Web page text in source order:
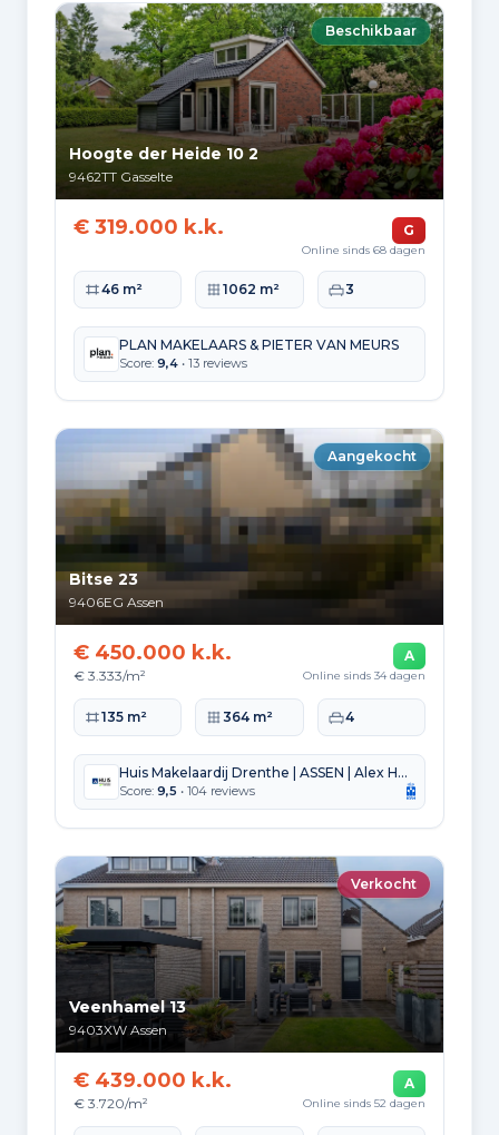
Beschikbaar
Hoogte der Heide 10 2
9462TT Gasselte
€ 319.000 k.k. G
Online sinds 68 dagen
Woonoppervlakte
46 m² Perceeloppervlakte
1062 m² Slaapkamers
3
PLAN MAKELAARS & PIETER VAN MEURS
Score: 9,4 • 13 reviews
Aangekocht
Bitse 23
9406EG Assen
€ 450.000 k.k.
€ 3.333/m²
A
Online sinds 34 dagen
Woonoppervlakte
135 m² Perceeloppervlakte
364 m² Slaapkamers
4
Huis Makelaardij Drenthe | ASSEN | Alex Huis
Score: 9,5 • 104 reviews
Verkocht
Veenhamel 13
9403XW Assen
€ 439.000 k.k.
€ 3.720/m²
A
Online sinds 52 dagen